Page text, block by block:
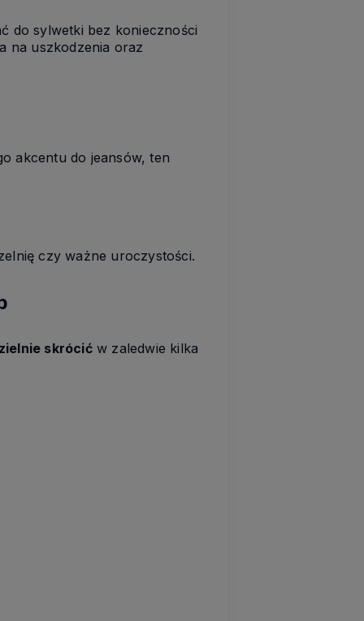
do sylwetki bez konieczności
na uszkodzenia oraz
akcentu do jeansów, ten
czy ważne uroczystości.
skrócićw zaledwie kilka